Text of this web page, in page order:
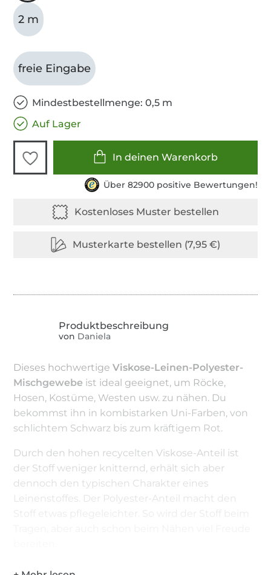
2 m
freie Eingabe
Mindestbestellmenge: 0,5 m
Auf Lager
In deinen Warenkorb
Über 82900 positive Bewertungen!
von Daniela
Dieses hochwertigeViskose-Leinen-Polyester-
Mischgewebe ist ideal geeignet, um Röcke,
Hosen, Kostüme, Westen usw. zu nähen. Du
bekommst ihn in kombistarken Uni-Farben, von
schlichtem Schwarz bis zum kräftigem Rot.
Durch den hohen recycelten Viskose-Anteil ist
der Stoff weniger knitternd, erhält sich aber
dennoch den typischen Charakter eines
Leinenstoffes. Der Polyester-Anteil macht den